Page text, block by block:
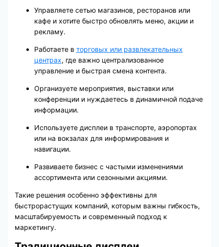
Управляете сетью магазинов, ресторанов или
кафе и хотите быстро обновлять меню, акции и
рекламу.
Работаете в торговых или развлекательных
центрах, где важно централизованное
управление и быстрая смена контента.
Организуете мероприятия, выставки или
конференции и нуждаетесь в динамичной подаче
информации.
Используете дисплеи в транспорте, аэропортах
или на вокзалах для информирования и
навигации.
Развиваете бизнес с частыми изменениями
ассортимента или сезонными акциями.
Такие решения особенно эффективны для
быстрорастущих компаний, которым важны гибкость,
масштабируемость и современный подход к
маркетингу.